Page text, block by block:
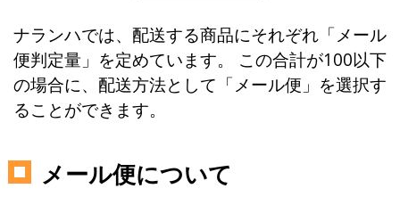
ナランハでは、配送する商品にそれぞれ「メール
便判定量」を定めています。 この合計が100以下
の場合に、配送方法として「メール便」を選択す
ることができます。
メール便について